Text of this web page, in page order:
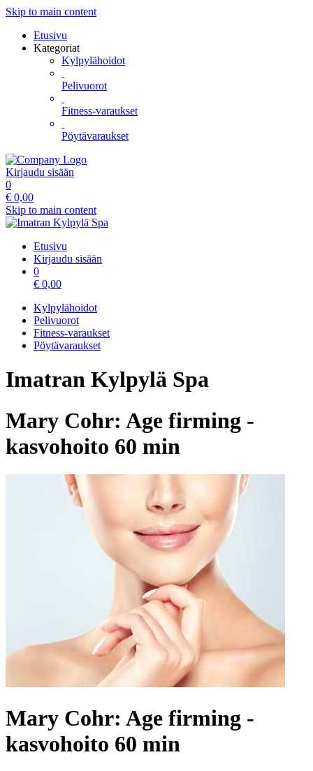
Skip to main content
Etusivu
Kategoriat
Kylpylähoidot
Pelivuorot
Fitness-varaukset
Pöytävaraukset
Kirjaudu sisään
0
€ 0,00
Skip to main content
Etusivu
Kirjaudu sisään
0
€ 0,00
Kylpylähoidot
Pelivuorot
Fitness-varaukset
Pöytävaraukset
Imatran Kylpylä Spa
Mary Cohr: Age firming -
kasvohoito 60 min
Mary Cohr: Age firming -
kasvohoito 60 min